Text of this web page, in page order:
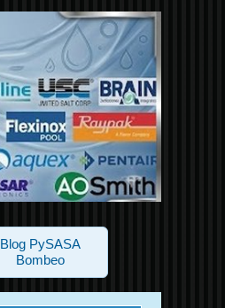
Blog PySASA
Bombeo